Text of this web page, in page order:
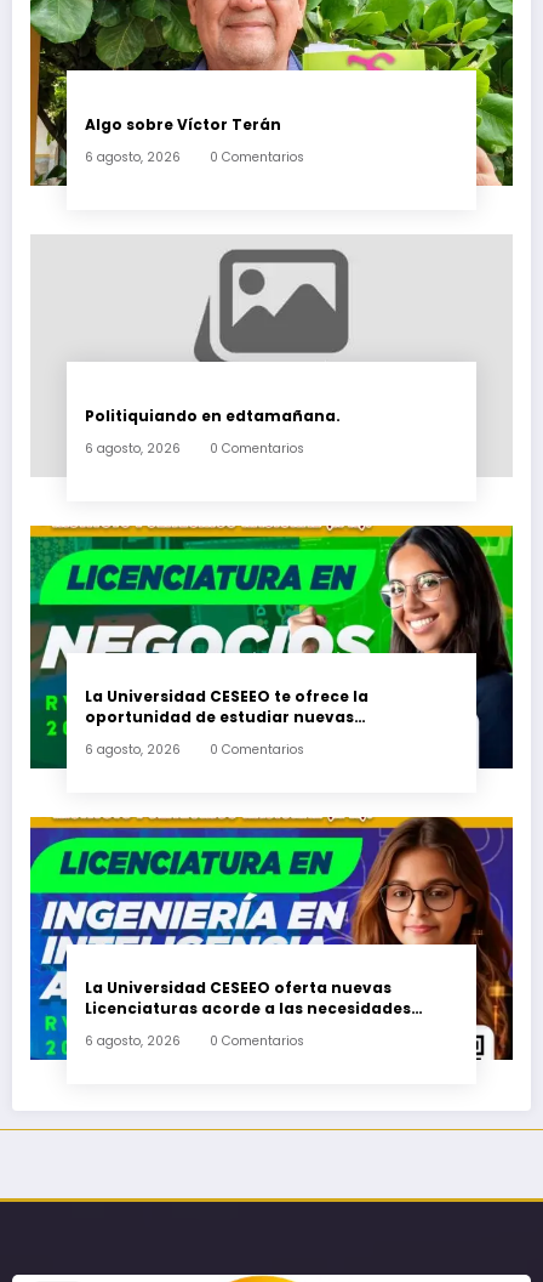
Algo sobre Víctor Terán
6 agosto, 2026 0 Comentarios
Politiquiando en edtamañana.
6 agosto, 2026 0 Comentarios
La Universidad CESEEO te ofrece la
oportunidad de estudiar nuevas
Escondido, Ixtepec y en la Matriz Juchitán.
6 agosto, 2026 0 Comentarios
La Universidad CESEEO oferta nuevas
Licenciaturas acorde a las necesidades
nivel medio superior
6 agosto, 2026 0 Comentarios